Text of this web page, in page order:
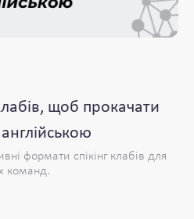
щоб прокачати
формати спікінг клабів для
команд.